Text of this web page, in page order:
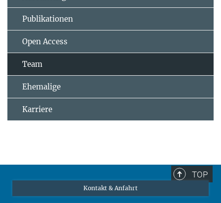
Publikationen
Open Access
Team
Ehemalige
Karriere
TOP
Kontakt & Anfahrt